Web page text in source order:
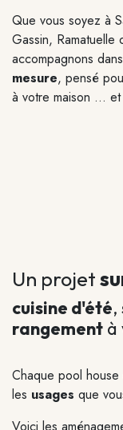
Que vous soyez à
Gassin, Ramatuelle
accompagnons
mesure, pensé
à votre maison ...
Un projet
cuisine d'été,
rangement à
Chaque pool
les usages que